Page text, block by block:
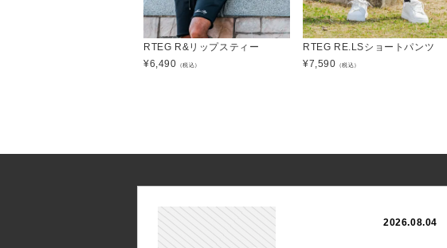
RTEG R&リップスティー
¥6,490 （税込）
RTEG RE.LSショートパンツ
¥7,590 （税込）
2026.08.04